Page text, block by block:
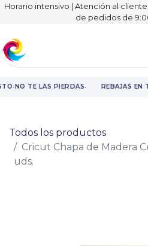
Horario intensivo | Atención al
de pedidos de
·NO TE LAS PIERDAS· REBAJAS EN
Todos los productos
Cricut Chapa de Madera
uds.